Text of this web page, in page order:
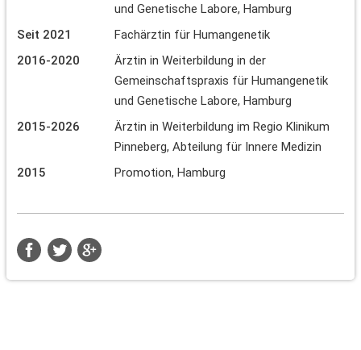
und Genetische Labore, Hamburg
Seit 2021
Fachärztin für Humangenetik
2016-2020
Ärztin in Weiterbildung in der
Gemeinschaftspraxis für Humangenetik
und Genetische Labore, Hamburg
2015-2026
Ärztin in Weiterbildung im Regio Klinikum
Pinneberg, Abteilung für Innere Medizin
2015
Promotion, Hamburg